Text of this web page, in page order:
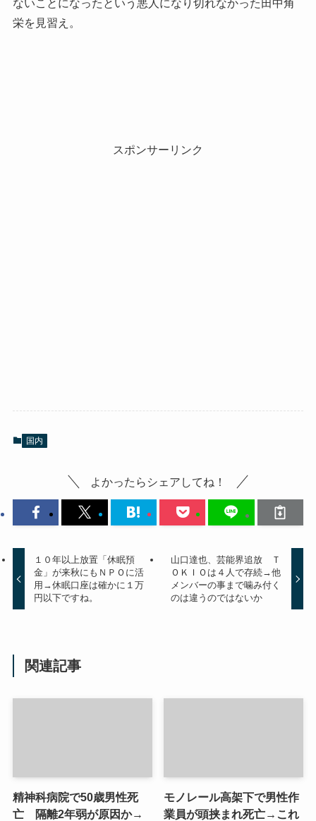
ないことになったという悪人になり切れなかった田中角
栄を見習え。
スポンサーリンク
国内
よかったらシェアしてね！
１０年以上放置「休眠預
金」が来秋にもＮＰＯに活
用→休眠口座は確かに１万
円以下ですね。
山口達也、芸能界追放 Ｔ
ＯＫＩＯは４人で存続→他
メンバーの事まで噛み付く
のは違うのではないか
関連記事
精神科病院で50歳男性死
亡 隔離2年弱が原因か→
モノレール高架下で男性作
業員が頭挟まれ死亡→これ